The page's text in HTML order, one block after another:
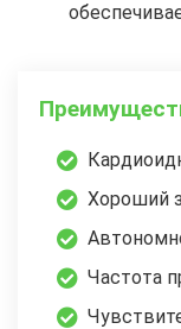
Хороший
Частота